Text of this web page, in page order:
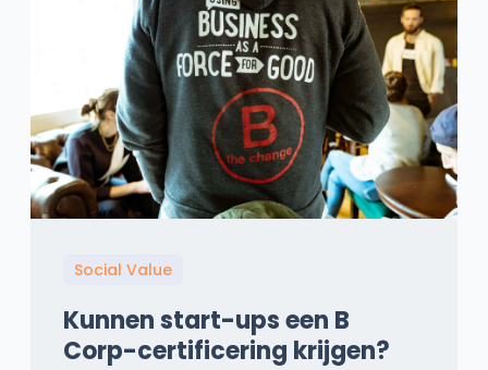
Social Value
Kunnen start-ups een B
Corp-certificering krijgen?